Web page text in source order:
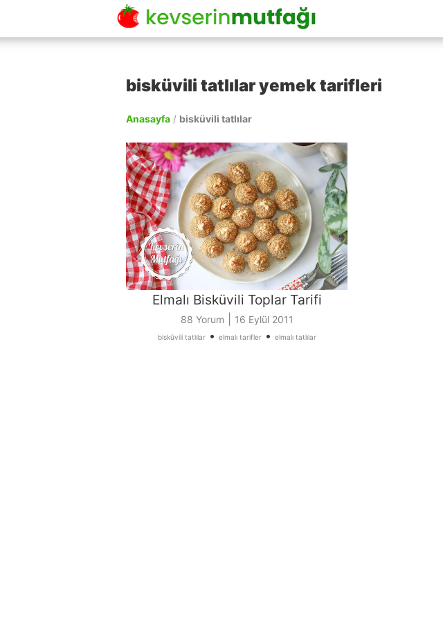
bisküvili tatlılar yemek tarifleri
Anasayfa / bisküvili tatlılar
Elmalı Bisküvili Toplar Tarifi
88 Yorum 16 Eylül 2011
bisküvili tatlılar• elmalı tarifler• elmalı tatlılar